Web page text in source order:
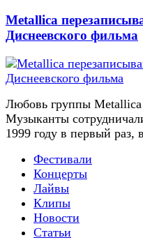
Metallica
Диснеевского фильма
Любовь группы Metallica
Музыканты
1999 году в первый раз,
Фестивали
Концерты
Лайвы
Клипы
Новости
Статьи